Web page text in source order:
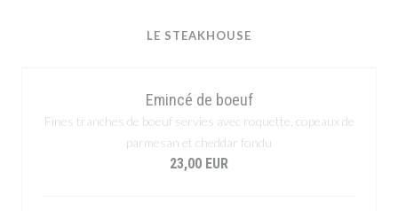
LE STEAKHOUSE
Emincé de boeuf
Fines tranches de boeuf servies avec roquette, copeaux de
parmesan et cheddar fondu
23,00 EUR